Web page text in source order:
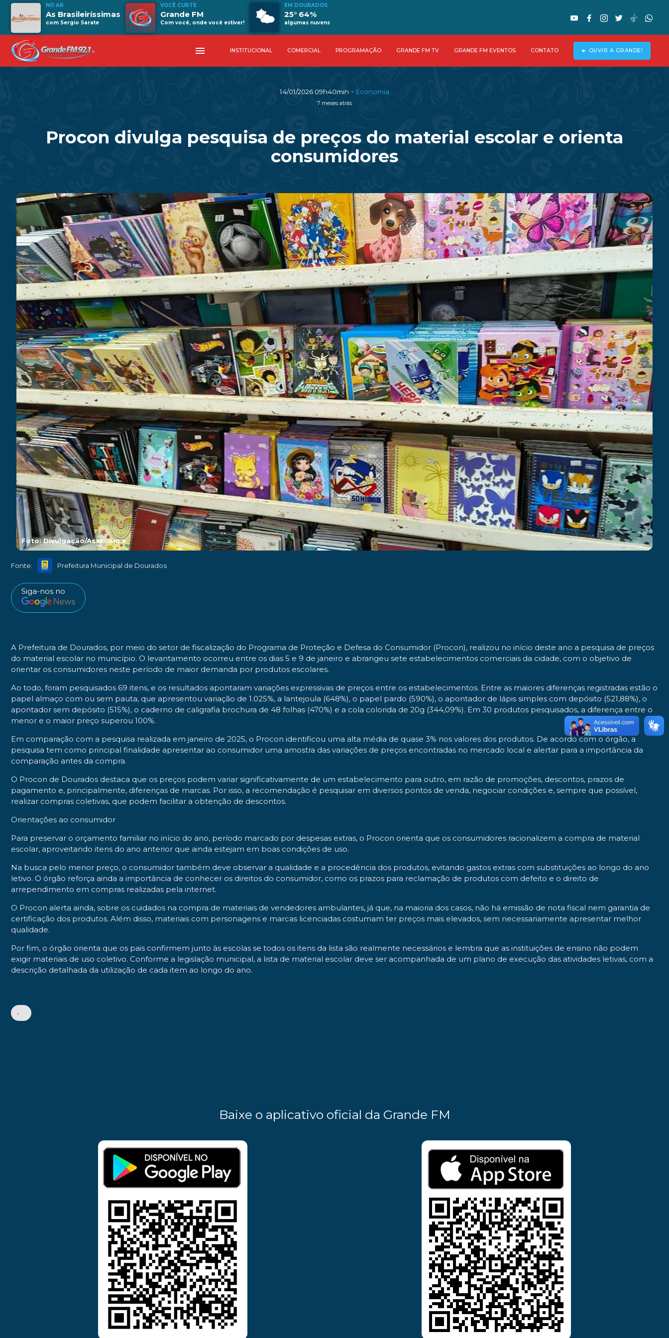
NO AR
As Brasileiríssimas
com Sergio Sarate
VOCÊ CURTE
Grande FM
Com você, onde você estiver!
EM DOURADOS
25° 64%
algumas nuvens
menu INSTITUCIONAL COMERCIAL PROGRAMAÇÃO GRANDE FM TV GRANDE FM EVENTOS CONTATO ► OUVIR A GRANDE!
14/01/2026 09h40min - Economia
7 meses atrás
Procon divulga pesquisa de preços do material escolar e orienta
consumidores
Foto: Divulgação/Assecom►
Fonte: Prefeitura Municipal de Dourados
Siga-nos no
A Prefeitura de Dourados, por meio do setor de fiscalização do Programa de Proteção e Defesa do Consumidor (Procon), realizou no início deste ano a pesquisa de preços
do material escolar no município. O levantamento ocorreu entre os dias 5 e 9 de janeiro e abrangeu sete estabelecimentos comerciais da cidade, com o objetivo de
orientar os consumidores neste período de maior demanda por produtos escolares.
Ao todo, foram pesquisados 69 itens, e os resultados apontaram variações expressivas de preços entre os estabelecimentos. Entre as maiores diferenças registradas estão o
papel almaço com ou sem pauta, que apresentou variação de 1.025%, a lantejoula (648%), o papel pardo (590%), o apontador de lápis simples com depósito (521,88%), o
apontador sem depósito (515%), o caderno de caligrafia brochura de 48 folhas (470%) e a cola colorida de 20g (344,09%). Em 30 produtos pesquisados, a diferença entre o
menor e o maior preço superou 100%.
Em comparação com a pesquisa realizada em janeiro de 2025, o Procon identificou uma alta média de quase 3% nos valores dos produtos. De acordo com o órgão, a
pesquisa tem como principal finalidade apresentar ao consumidor uma amostra das variações de preços encontradas no mercado local e alertar para a importância da
comparação antes da compra.
O Procon de Dourados destaca que os preços podem variar significativamente de um estabelecimento para outro, em razão de promoções, descontos, prazos de
pagamento e, principalmente, diferenças de marcas. Por isso, a recomendação é pesquisar em diversos pontos de venda, negociar condições e, sempre que possível,
realizar compras coletivas, que podem facilitar a obtenção de descontos.
Orientações ao consumidor
Para preservar o orçamento familiar no início do ano, período marcado por despesas extras, o Procon orienta que os consumidores racionalizem a compra de material
escolar, aproveitando itens do ano anterior que ainda estejam em boas condições de uso.
Na busca pelo menor preço, o consumidor também deve observar a qualidade e a procedência dos produtos, evitando gastos extras com substituições ao longo do ano
letivo. O órgão reforça ainda a importância de conhecer os direitos do consumidor, como os prazos para reclamação de produtos com defeito e o direito de
arrependimento em compras realizadas pela internet.
O Procon alerta ainda, sobre os cuidados na compra de materiais de vendedores ambulantes, já que, na maioria dos casos, não há emissão de nota fiscal nem garantia de
certificação dos produtos. Além disso, materiais com personagens e marcas licenciadas costumam ter preços mais elevados, sem necessariamente apresentar melhor
qualidade.
Por fim, o órgão orienta que os pais confirmem junto às escolas se todos os itens da lista são realmente necessários e lembra que as instituições de ensino não podem
exigir materiais de uso coletivo. Conforme a legislação municipal, a lista de material escolar deve ser acompanhada de um plano de execução das atividades letivas, com a
descrição detalhada da utilização de cada item ao longo do ano.
•
Baixe o aplicativo oficial da Grande FM